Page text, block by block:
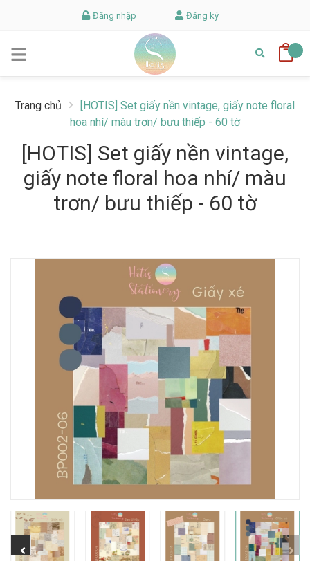
Đăng nhập Đăng ký
Trang chủ
[HOTIS] Set giấy nền vintage, giấy note floral
hoa nhí/ màu trơn/ bưu thiếp - 60 tờ
[HOTIS] Set giấy nền vintage,
giấy note floral hoa nhí/ màu
trơn/ bưu thiếp - 60 tờ